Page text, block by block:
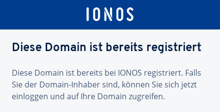
Diese Domain ist bereits registriert
Diese Domain ist bereits bei IONOS registriert. Falls
Sie der Domain-Inhaber sind, können Sie sich jetzt
einloggen und auf Ihre Domain zugreifen.